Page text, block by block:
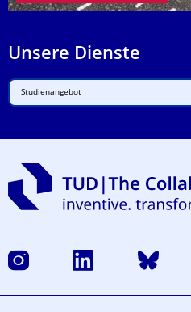
Unsere Dienste
Instagram LinkedIn Bluesky